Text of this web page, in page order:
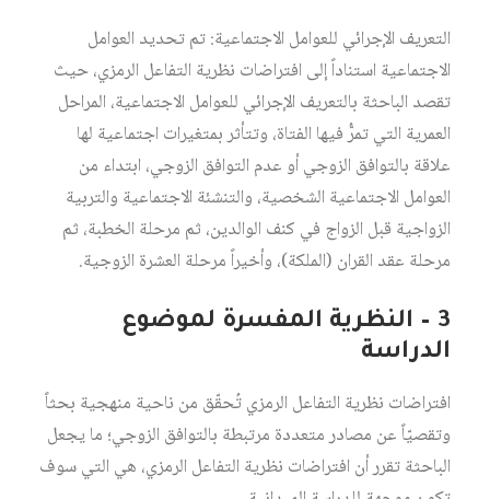
التعريف الإجرائي للعوامل الاجتماعية: تم تحديد العوامل
الاجتماعية استناداً إلى افتراضات نظرية التفاعل الرمزي، حيث
تقصد الباحثة بالتعريف الإجرائي للعوامل الاجتماعية، المراحل
العمرية التي تمرُّ فيها الفتاة، وتتأثر بمتغيرات اجتماعية لها
علاقة بالتوافق الزوجي أو عدم التوافق الزوجي، ابتداء من
العوامل الاجتماعية الشخصية، والتنشئة الاجتماعية والتربية
الزواجية قبل الزواج في كنف الوالدين، ثم مرحلة الخطبة، ثم
مرحلة عقد القران (الملكة)، وأخيراً مرحلة العشرة الزوجية.
3 – النظرية المفسرة لموضوع
الدراسة
افتراضات نظرية التفاعل الرمزي تُحقّق من ناحية منهجية بحثاً
وتقصيّاً عن مصادر متعددة مرتبطة بالتوافق الزوجي؛ ما يجعل
الباحثة تقرر أن افتراضات نظرية التفاعل الرمزي، هي التي سوف